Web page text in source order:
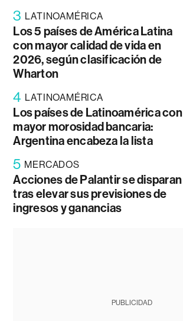
3 LATINOAMÉRICA
Los 5 países de América Latina
con mayor calidad de vida en
2026, según clasificación de
Wharton
4 LATINOAMÉRICA
Los países de Latinoamérica con
mayor morosidad bancaria:
Argentina encabeza la lista
5 MERCADOS
Acciones de Palantir se disparan
tras elevar sus previsiones de
ingresos y ganancias
PUBLICIDAD